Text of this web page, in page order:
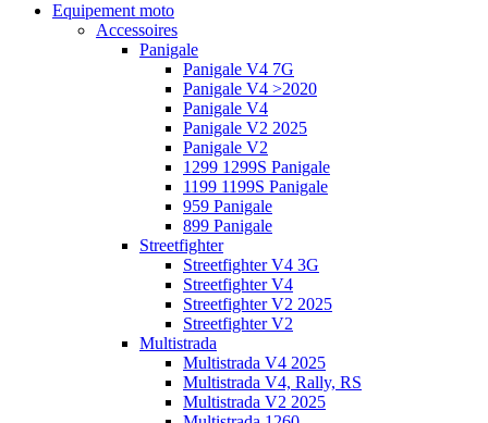
Equipement moto
Accessoires
Panigale
Panigale V4 7G
Panigale V4 >2020
Panigale V4
Panigale V2 2025
Panigale V2
1299 1299S Panigale
1199 1199S Panigale
959 Panigale
899 Panigale
Streetfighter
Streetfighter V4 3G
Streetfighter V4
Streetfighter V2 2025
Streetfighter V2
Multistrada
Multistrada V4 2025
Multistrada V4, Rally, RS
Multistrada V2 2025